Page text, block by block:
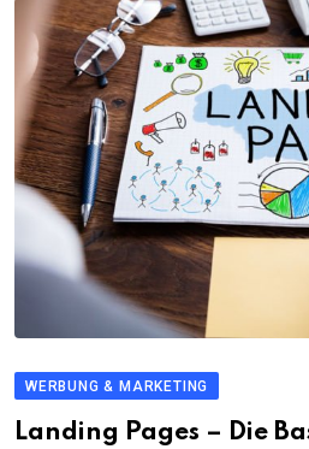
WERBUNG & MARKETING
Landing Pages – Die